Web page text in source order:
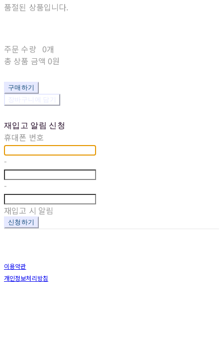
품절된 상품입니다.
주문 수량 0개
총 상품 금액 0원
구매하기
장바구니에 담기
재입고 알림 신청
휴대폰 번호
-
-
재입고 시 알림
신청하기
이용약관
개인정보처리방침